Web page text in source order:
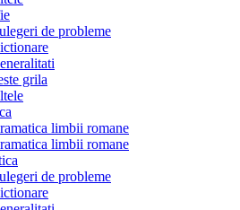
de probleme
grila
limbii romane
limbii romane
de probleme